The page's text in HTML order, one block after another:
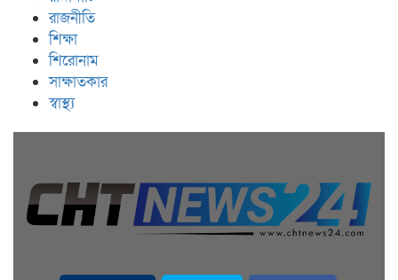
রাজনীতি
শিক্ষা
শিরোনাম
সাক্ষাতকার
স্বাস্থ্য